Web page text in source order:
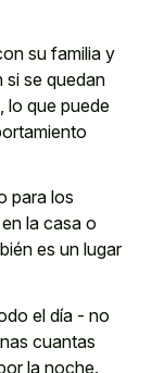
su familia y
si se quedan
lo que puede
para los
la casa o
es un lugar
el día - no
cuantas
la noche.